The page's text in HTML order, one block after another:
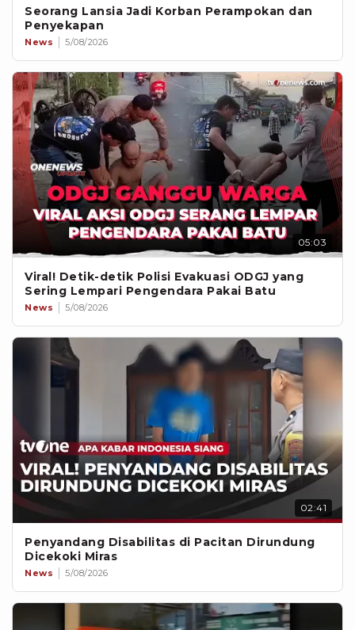
Seorang Lansia Jadi Korban Perampokan dan
Penyekapan
News 5/08/2026
05:03
Viral! Detik-detik Polisi Evakuasi ODGJ yang
Sering Lempari Pengendara Pakai Batu
News 5/08/2026
02:41
Penyandang Disabilitas di Pacitan Dirundung
Dicekoki Miras
News 5/08/2026